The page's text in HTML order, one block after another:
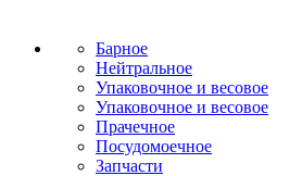
Барное
Нейтральное
Упаковочное и весовое
Упаковочное и весовое
Прачечное
Посудомоечное
Запчасти